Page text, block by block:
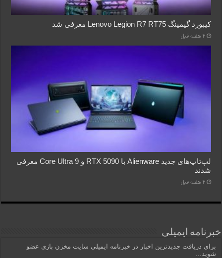
کیبورد گیمینگ Lenovo Legion R7 RT75 معرفی شد
2 هفته قبل
لپ‌تاپ‌های جدید Alienware با RTX 5090 و Core Ultra 9 معرفی
شدند
2 هفته قبل
خبرنامه ایمیلی
برای دریافت جدیدترین اخبار در خبرنامه ایمیلی سایت مخزن بازی عضو
شوید...